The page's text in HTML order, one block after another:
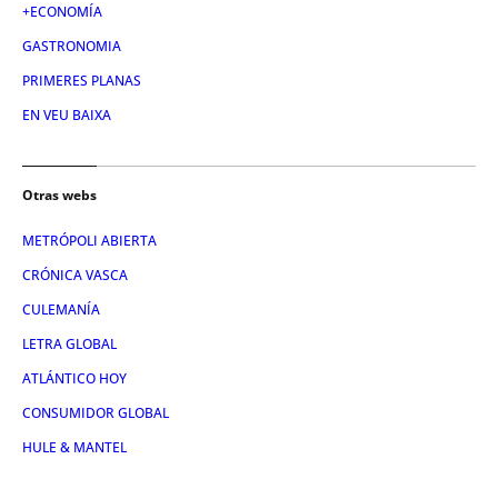
+ECONOMÍA
GASTRONOMIA
PRIMERES PLANAS
EN VEU BAIXA
Otras webs
METRÓPOLI ABIERTA
CRÓNICA VASCA
CULEMANÍA
LETRA GLOBAL
ATLÁNTICO HOY
CONSUMIDOR GLOBAL
HULE & MANTEL